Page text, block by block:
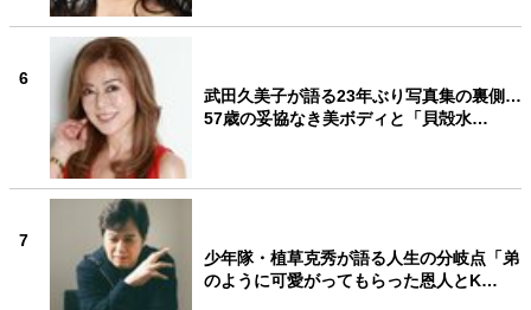
6
武田久美子が語る23年ぶり写真集の裏側…
57歳の妥協なき美ボディと「貝殻水…
7
少年隊・植草克秀が語る人生の分岐点「弟
のように可愛がってもらった恩人とK…